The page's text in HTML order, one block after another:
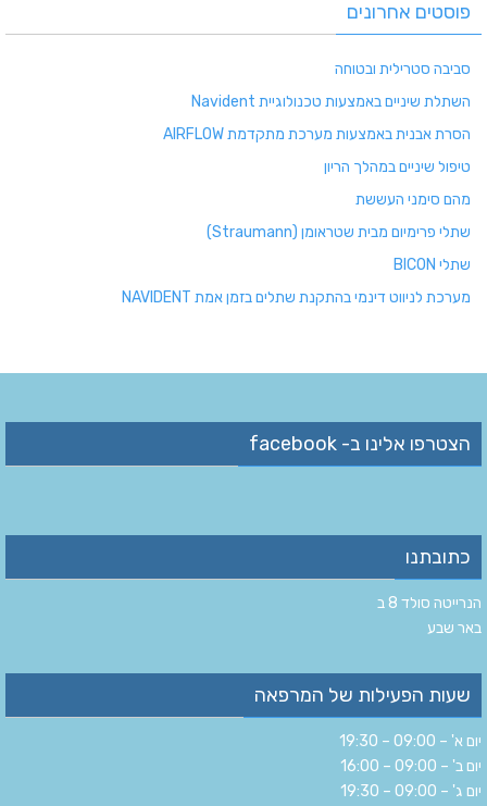
פוסטים אחרונים
סביבה סטרילית ובטוחה
השתלת שיניים באמצעות טכנולוגיית Navident
הסרת אבנית באמצעות מערכת מתקדמת AIRFLOW
טיפול שיניים במהלך הריון
מהם סימני העששת
שתלי פרימיום מבית שטראומן (Straumann)
שתלי BICON
מערכת לניווט דינמי בהתקנת שתלים בזמן אמת NAVIDENT
הצטרפו אלינו ב- facebook
כתובתנו
הנרייטה סולד 8 ב‏
‏באר שבע‏
שעות הפעילות של המרפאה
יום א' – 09:00 – 19:30
יום ב' – 09:00 – 16:00
יום ג' – 09:00 – 19:30